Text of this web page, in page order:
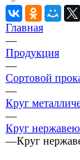
Главная
—
Продукция
—
Сортовой
—
Круг
—
Круг
—Круг